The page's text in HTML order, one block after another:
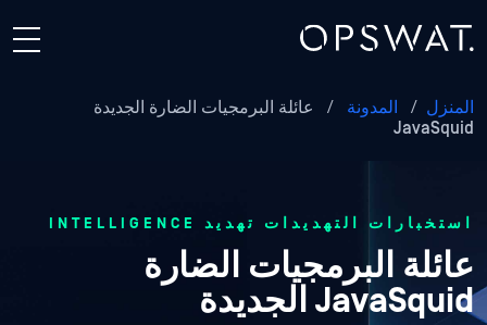
المنزل / المدونة /
عائلة البرمجيات الضارة الجديدة
JavaSquid
استخبارات التهديدات تهديد INTELLIGENCE
عائلة البرمجيات الضارة
JavaSquid الجديدة